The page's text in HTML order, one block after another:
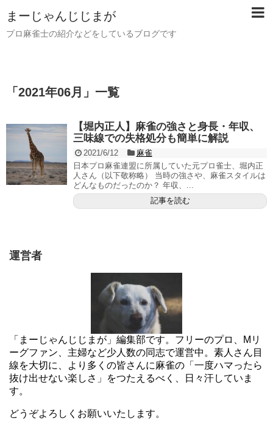
まーじゃんじじまが
プロ麻雀士の紹介などをしているブログです
「 2021年06月 」 一覧
【堀内正人】麻雀の強さと身長・年収、
三味線での失格処分も簡単に解説
2021/6/12
麻雀
日本プロ麻雀連盟に所属していた元プロ雀士、堀内正
人さん（以下敬称略） 当時の強さや、麻雀スタイルは
どんなものだったのか？ 年収、...
記事を読む
運営者
「まーじゃんじじまが」編集部です。フリーのプロ、Mリ
ーグファン、主婦など少人数の同志で運営中。素人さん目
線を大切に、より多くの皆さんに麻雀の「一度ハマったら
抜け出せない楽しさ」をつたえるべく、日々汗していま
す。
どうぞよろしくお願いいたします。